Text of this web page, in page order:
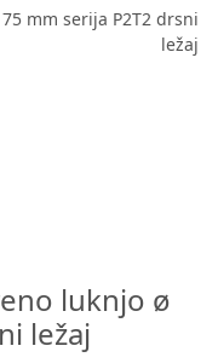
luknjo ø
ležaj